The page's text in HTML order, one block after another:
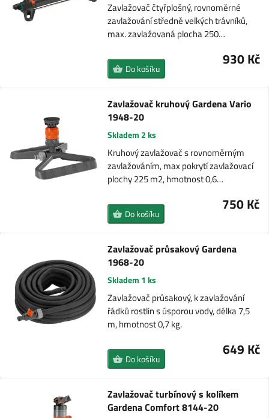
Zavlažovač čtyřplošný, rovnoměrné
zavlažování středně velkých trávníků,
max. zavlažovaná plocha 250…
930 Kč
Do košíku
Zavlažovač kruhový Gardena Vario
1948-20
Skladem 2 ks
Kruhový zavlažovač s rovnoměrným
zavlažováním, max pokrytí zavlažovací
plochy 225 m2, hmotnost 0,6…
750 Kč
Do košíku
Zavlažovač průsakový Gardena
1968-20
Skladem 1 ks
Zavlažovač průsakový, k zavlažování
řádků rostlin s úsporou vody, délka 7,5
m, hmotnost 0,7 kg.
649 Kč
Do košíku
Zavlažovač turbínový s kolíkem
Gardena Comfort 8144-20